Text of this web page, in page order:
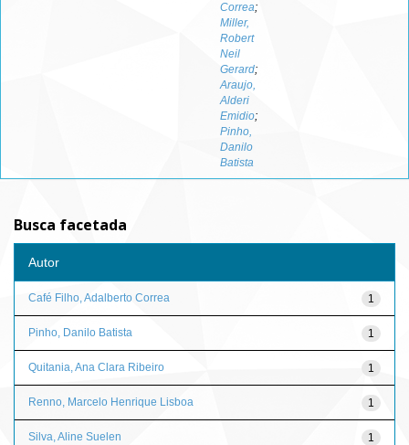
Correa;
Miller,
Robert
Neil
Gerard;
Araujo,
Alderi
Emidio;
Pinho,
Danilo
Batista
Busca facetada
Autor
1
Café Filho, Adalberto Correa
1
Pinho, Danilo Batista
1
Quitania, Ana Clara Ribeiro
1
Renno, Marcelo Henrique Lisboa
1
Silva, Aline Suelen